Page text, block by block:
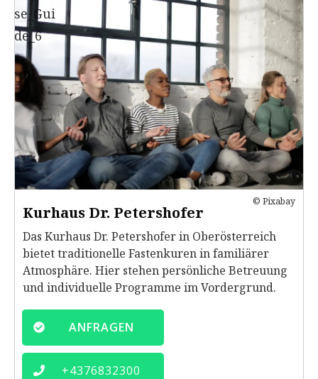
© Pixabay
Kurhaus Dr. Petershofer
Das Kurhaus Dr. Petershofer in Oberösterreich
bietet traditionelle Fastenkuren in familiärer
Atmosphäre. Hier stehen persönliche Betreuung
und individuelle Programme im Vordergrund.
ANFRAGEN
+4376832300